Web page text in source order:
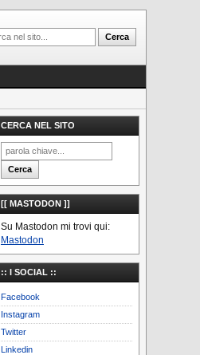
CERCA NEL SITO
[[ MASTODON ]]
Su Mastodon mi trovi qui:
Mastodon
:: I SOCIAL ::
Facebook
Instagram
Twitter
Linkedin